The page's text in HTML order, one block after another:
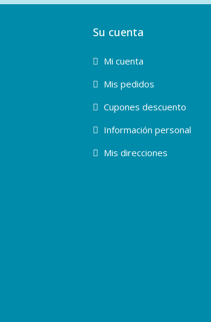
Su cuenta
Mi cuenta
Mis pedidos
Cupones descuento
Información personal
Mis direcciones